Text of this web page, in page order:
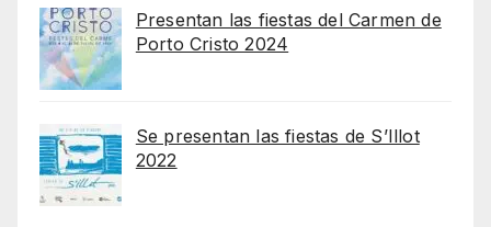
Presentan las fiestas del Carmen de
Porto Cristo 2024
Se presentan las fiestas de S’Illot
2022